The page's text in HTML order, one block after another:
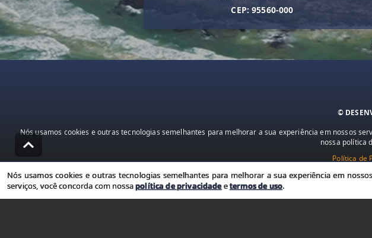
CEP: 95560-000
©
Nós usamos cookies e outras tecnologias semelhantes para melhorar a sua experiência em nossos
nossa política
Política de
Nós usamos cookies e outras tecnologias semelhantes para melhorar a sua experiência em
serviços, você concorda com nossapolítica de privacidadeetermos de uso.